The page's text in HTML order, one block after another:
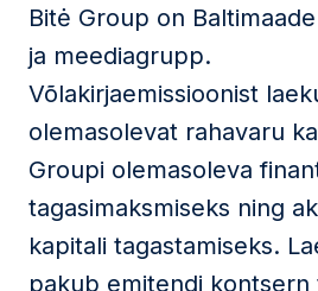
Bitė Group on
ja meediagrupp.
Võlakirjaemissioonist
olemasolevat rahavaru
Groupi olemasoleva
tagasimaksmiseks ning
kapitali tagastamiseks.
pakub emitendi